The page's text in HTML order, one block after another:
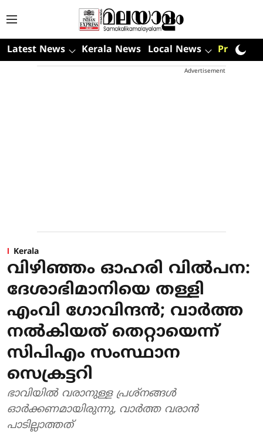
Latest News Kerala News Local News Premium
Advertisement
Kerala
വിഴിഞ്ഞം ഓഹരി വിൽപന:
ദേശാഭിമാനിയെ തള്ളി
എംവി ഗോവിന്ദൻ; വാർത്ത
നൽകിയത് തെറ്റായെന്ന്
സിപിഎം സംസ്ഥാന
സെക്രട്ടറി
ഭാവിയിൽ വരാനുള്ള പ്രശ്നങ്ങൾ
ഓർക്കണമായിരുന്നു, വാർത്ത വരാൻ
പാടില്ലാത്തത്